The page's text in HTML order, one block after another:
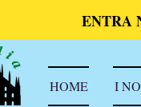
ENTRA
HOME I